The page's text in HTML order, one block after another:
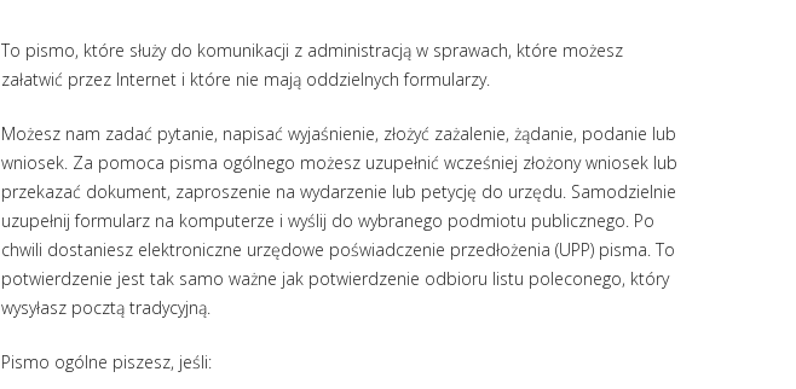
To pismo, które służy do komunikacji z administracją w sprawach, które możesz
załatwić przez Internet i które nie mają oddzielnych formularzy.
Możesz nam zadać pytanie, napisać wyjaśnienie, złożyć zażalenie, żądanie, podanie lub
wniosek. Za pomoca pisma ogólnego możesz uzupełnić wcześniej złożony wniosek lub
przekazać dokument, zaproszenie na wydarzenie lub petycję do urzędu. Samodzielnie
uzupełnij formularz na komputerze i wyślij do wybranego podmiotu publicznego. Po
chwili dostaniesz elektroniczne urzędowe poświadczenie przedłożenia (UPP) pisma. To
potwierdzenie jest tak samo ważne jak potwierdzenie odbioru listu poleconego, który
wysyłasz pocztą tradycyjną.
Pismo ogólne piszesz, jeśli: